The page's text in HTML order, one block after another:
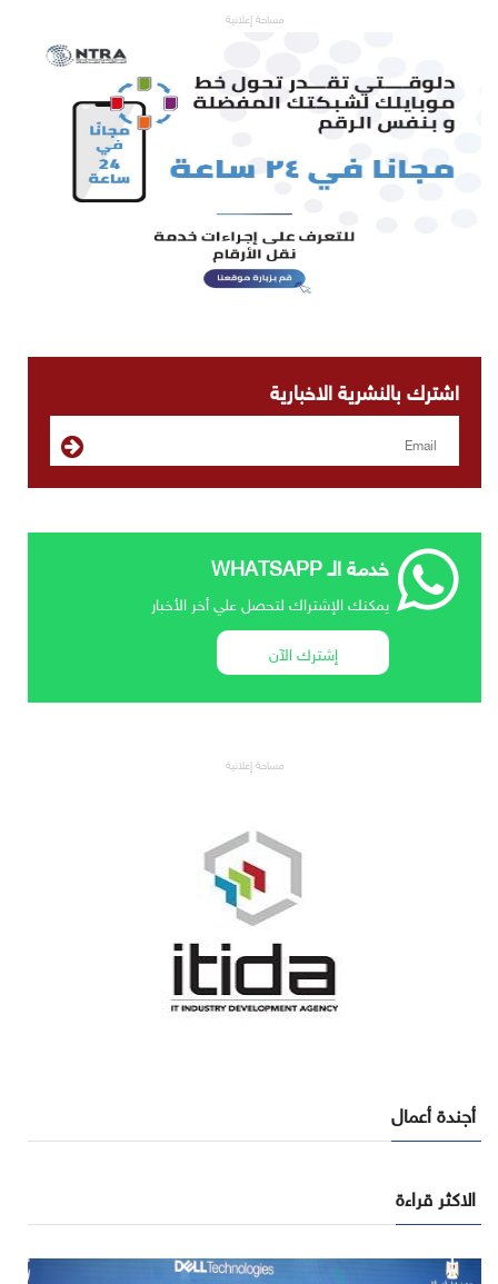
مساحة إعلانية
اشترك بالنشرية الاخبارية
خدمة الـ WHATSAPP
يمكنك الإشتراك لتحصل علي أخر الأخبار
إشترك الآن
مساحة إعلانية
أجندة أعمال
الاكثر قراءة